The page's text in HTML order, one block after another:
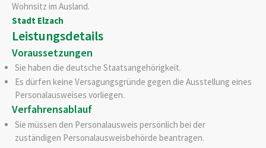
Wohnsitz im Ausland.
Stadt Elzach
Leistungsdetails
Voraussetzungen
Sie haben die deutsche Staatsangehörigkeit.
Es dürfen keine Versagungsgründe gegen die Ausstellung eines
Personalausweises vorliegen.
Verfahrensablauf
Sie müssen den Personalausweis persönlich bei der
zuständigen Personalausweisbehörde beantragen.